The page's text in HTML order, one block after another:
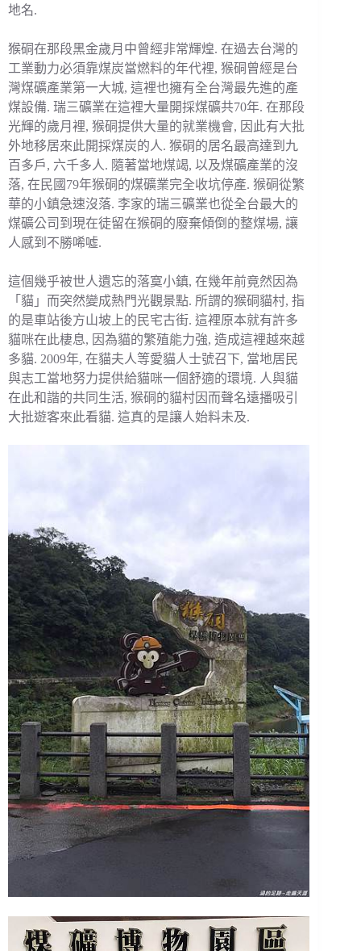
地名.
猴硐在那段黑金歲月中曾經非常輝煌. 在過去台灣的
工業動力必須靠煤炭當燃料的年代裡, 猴硐曾經是台
灣煤礦產業第一大城, 這裡也擁有全台灣最先進的產
煤設備. 瑞三礦業在這裡大量開採煤礦共70年. 在那段
光輝的歲月裡, 猴硐提供大量的就業機會, 因此有大批
外地移居來此開採煤炭的人. 猴硐的居名最高達到九
百多戶, 六千多人. 隨著當地煤竭, 以及煤礦產業的沒
落, 在民國79年猴硐的煤礦業完全收坑停產. 猴硐從繁
華的小鎮急速沒落. 李家的瑞三礦業也從全台最大的
煤礦公司到現在徒留在猴硐的廢棄傾倒的整煤場, 讓
人感到不勝唏噓.
這個幾乎被世人遺忘的落寞小鎮, 在幾年前竟然因為
「貓」而突然變成熱門光觀景點. 所謂的猴硐貓村, 指
的是車站後方山坡上的民宅古街. 這裡原本就有許多
貓咪在此棲息, 因為貓的繁殖能力強, 造成這裡越來越
多貓. 2009年, 在貓夫人等愛貓人士號召下, 當地居民
與志工當地努力提供給貓咪一個舒適的環境. 人與貓
在此和諧的共同生活, 猴硐的貓村因而聲名遠播吸引
大批遊客來此看貓. 這真的是讓人始料未及.